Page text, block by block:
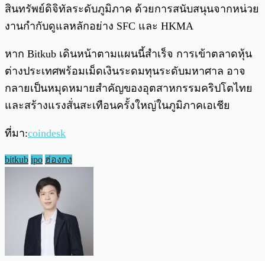
สินทรัพย์ดิจิทัลระดับภูมิภาค ด้วยการสนับสนุนจากหน่วย
งานกำกับดูแลหลักอย่าง SFC และ HKMA
หาก Bitkub เดินหน้าตามแผนนี้สำเร็จ การเข้าตลาดหุ้น
ต่างประเทศพร้อมเม็ดเงินระดมทุนระดับมหาศาล อาจ
กลายเป็นหมุดหมายสำคัญของอุตสาหกรรมคริปโตไทย
และสร้างแรงสั่นสะเทือนครั้งใหญ่ในภูมิภาคเอเชีย
ที่มา:coindesk
bitkub ipo ฮ่องกง